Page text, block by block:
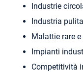
Industrie
Industria
Malattie rare
Impianti
Competitività